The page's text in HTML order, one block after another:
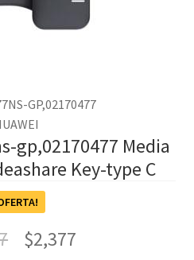
GP,02170477
gp,02170477 Media
Key-type C
$2,377